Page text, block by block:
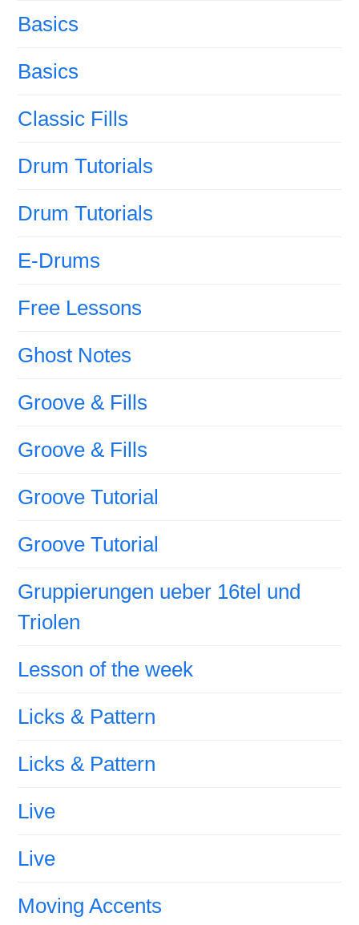
Basics
Basics
Classic Fills
Drum Tutorials
Drum Tutorials
E-Drums
Free Lessons
Ghost Notes
Groove & Fills
Groove & Fills
Groove Tutorial
Groove Tutorial
Gruppierungen ueber 16tel und
Triolen
Lesson of the week
Licks & Pattern
Licks & Pattern
Live
Live
Moving Accents